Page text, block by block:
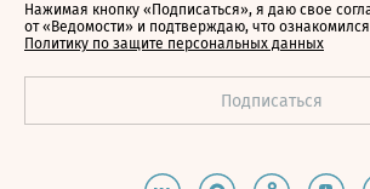
Нажимая кнопку «Подписаться», я даю свое
от «Ведомости» и подтверждаю, что
Политику по защите персональных данных